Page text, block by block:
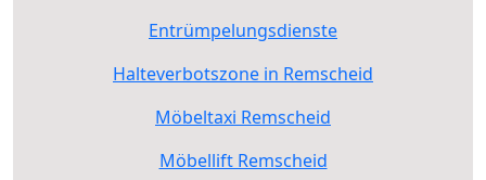
Entrümpelungsdienste
Halteverbotszone in Remscheid
Möbeltaxi Remscheid
Möbellift Remscheid